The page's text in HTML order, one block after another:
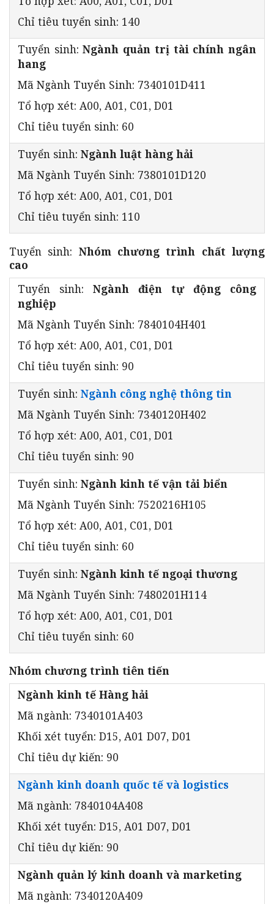
Chỉ tiêu tuyển sinh: 140
Tuyển sinh:Ngành quản trị tài chính ngân
hang
Mã Ngành Tuyển Sinh: 7340101D411
Tổ hợp xét: A00, A01, C01, D01
Chỉ tiêu tuyển sinh: 60
Tuyển sinh: Ngành luật hàng hải
Mã Ngành Tuyển Sinh: 7380101D120
Tổ hợp xét: A00, A01, C01, D01
Chỉ tiêu tuyển sinh: 110
Tuyển sinh: Nhóm chương trình chất lượng
cao
Tuyển sinh: Ngành điện tự động công
nghiệp
Mã Ngành Tuyển Sinh: 7840104H401
Tổ hợp xét: A00, A01, C01, D01
Chỉ tiêu tuyển sinh: 90
Tuyển sinh: Ngành công nghệ thông tin
Mã Ngành Tuyển Sinh: 7340120H402
Tổ hợp xét: A00, A01, C01, D01
Chỉ tiêu tuyển sinh: 90
Tuyển sinh: Ngành kinh tế vận tải biển
Mã Ngành Tuyển Sinh: 7520216H105
Tổ hợp xét: A00, A01, C01, D01
Chỉ tiêu tuyển sinh: 60
Tuyển sinh: Ngành kinh tế ngoại thương
Mã Ngành Tuyển Sinh: 7480201H114
Tổ hợp xét: A00, A01, C01, D01
Chỉ tiêu tuyển sinh: 60
Nhóm chương trình tiên tiến
Ngành kinh tế Hàng hải
Mã ngành: 7340101A403
Khối xét tuyển: D15, A01 D07, D01
Chỉ tiêu dự kiến: 90
Ngành kinh doanh quốc tế và logistics
Mã ngành: 7840104A408
Khối xét tuyển: D15, A01 D07, D01
Chỉ tiêu dự kiến: 90
Ngành quản lý kinh doanh và marketing
Mã ngành: 7340120A409